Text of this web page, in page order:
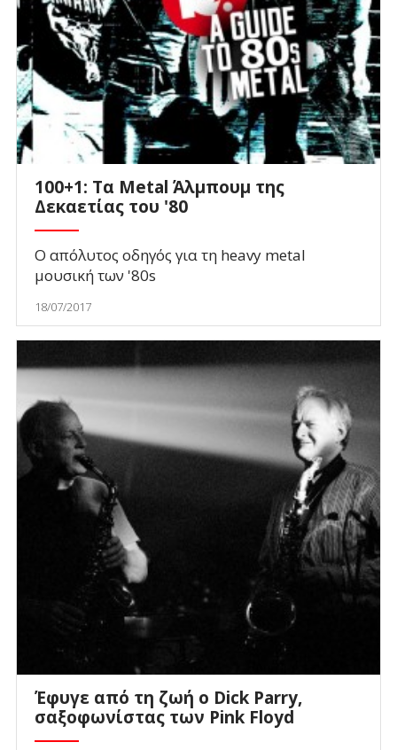
100+1: Τα Metal Άλμπουμ της
Δεκαετίας του '80
Ο απόλυτος οδηγός για τη heavy metal
μουσική των '80s
18/07/2017
Έφυγε από τη ζωή ο Dick Parry,
σαξοφωνίστας των Pink Floyd